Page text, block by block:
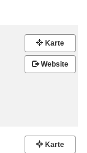
Karte
Website
Karte